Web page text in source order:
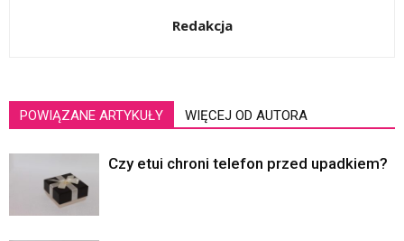
Redakcja
POWIĄZANE ARTYKUŁY WIĘCEJ OD AUTORA
Czy etui chroni telefon przed upadkiem?